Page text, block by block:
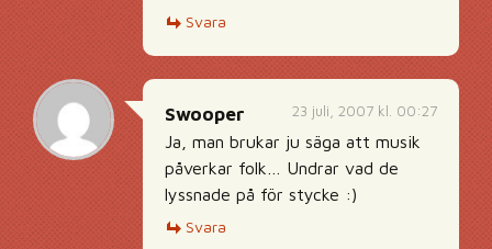
Svara
23 juli, 2007 kl. 00:27
Swooper
Ja, man brukar ju säga att musik
påverkar folk… Undrar vad de
lyssnade på för stycke :)
Svara